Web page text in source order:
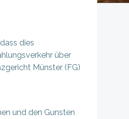
dies
über
Münster (FG)
und den Gunsten